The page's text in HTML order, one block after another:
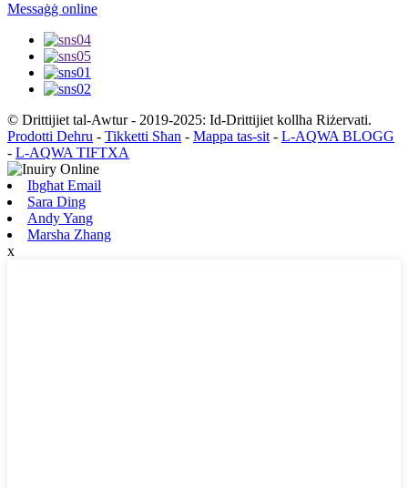
Messaġġ online
© Drittijiet tal-Awtur - 2019-2025: Id-Drittijiet kollha Riżervati.
Prodotti Dehru - Tikketti Sħan - Mappa tas-sit - L-AQWA BLOGG
- L-AQWA TIFTXA
Ibgħat Email
Sara Ding
Andy Yang
Marsha Zhang
x